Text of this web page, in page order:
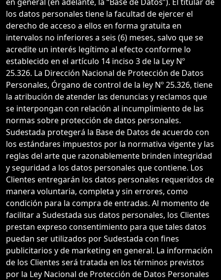
los datos personales tiene la facultad de ejercer el
derecho de acceso a ellos en forma gratuita en
intervalos no inferiores a seis (6) meses, salvo que se
acredite un interés legítimo al efecto conforme lo
establecido en el artículo 14 inciso 3 de la Ley Nº
25.326. La Dirección Nacional de Protección de Datos
Personales, Órgano de control de la ley Nº 25.326, tiene
la atribución de atender las denuncias y reclamos que
se interpongan con relación al incumplimiento de las
normas sobre protección de datos personales.
Sudestada protegerá la Base de Datos de acuerdo con
los estándares impuestos por la normativa vigente y las
reglas del arte que razonablemente brinden integridad
y seguridad a los datos personales que contiene. Los
Clientes entregarán los datos personales requeridos de
manera voluntaria, completa y sin errores, como
condición para la compra de entradas. Al momento de
facilitar a Sudestada sus datos personales, los Clientes
prestan expreso consentimiento para que tales datos
puedan ser utilizados por Sudestada con fines
publicitarios y de marketing en general. La información
de los Clientes será tratada en los términos previstos
por la Ley Nacional de Protección de Datos Personales